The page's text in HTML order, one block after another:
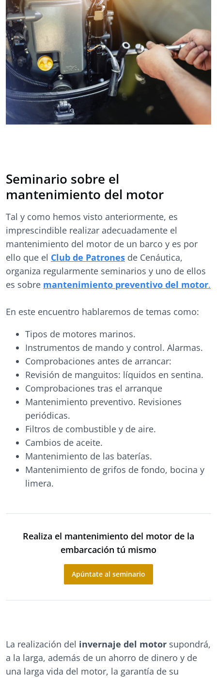
Seminario sobre el
mantenimiento del motor
Tal y como hemos visto anteriormente, es
imprescindible realizar adecuadamente el
mantenimiento del motor de un barco y es por
ello que el Club de Patrones de Cenáutica,
organiza regularmente seminarios y uno de ellos
es sobre mantenimiento preventivo del motor.
En este encuentro hablaremos de temas como:
Tipos de motores marinos.
Instrumentos de mando y control. Alarmas.
Comprobaciones antes de arrancar:
Revisión de manguitos: líquidos en sentina.
Comprobaciones tras el arranque
Mantenimiento preventivo. Revisiones
periódicas.
Filtros de combustible y de aire.
Cambios de aceite.
Mantenimiento de las baterías.
Mantenimiento de grifos de fondo, bocina y
limera.
Realiza el mantenimiento del motor de la
embarcación tú mismo
Apúntate al seminario
La realización del invernaje del motor supondrá,
a la larga, además de un ahorro de dinero y de
una larga vida del motor, la garantía de su